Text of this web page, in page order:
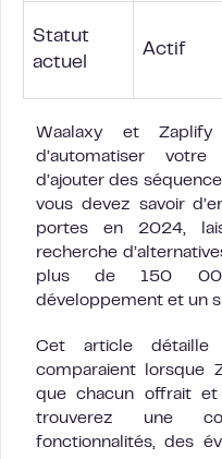
Statut
actuel
Actif
Waalaxy et
d’automatiser
d’ajouter des
vous devez savoir
portes en 2024,
recherche
plus de 150
développement et un
Cet article
comparaient lorsque
que chacun offrait
trouverez une
fonctionnalités, des